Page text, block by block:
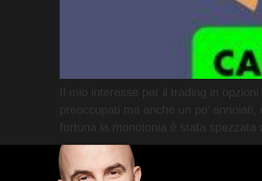
Il mio interesse per il trading in
preoccupati ma anche un po’
fortuna la monotonia è stata